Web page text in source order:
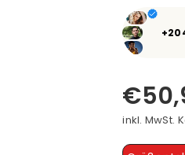
Normaler
Preis
inkl. MwSt.